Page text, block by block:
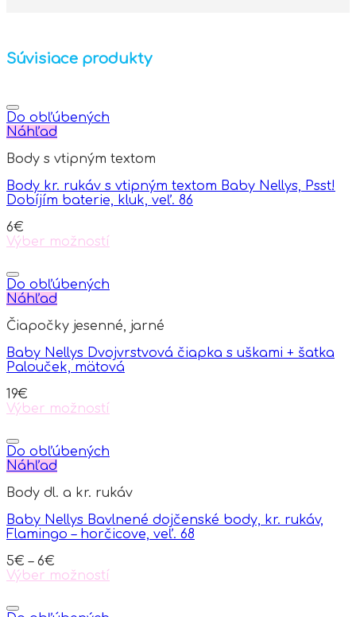
Súvisiace produkty
Do obľúbených
Náhľad
Body s vtipným textom
Body kr. rukáv s vtipným textom Baby Nellys, Psst!
Dobíjím baterie, kluk, veľ. 86
6€
Výber možností
product
has
multiple
The
may
be
on
the
page
Do obľúbených
Náhľad
Čiapočky jesenné, jarné
Baby Nellys Dvojvrstvová čiapka s uškami + šatka
Palouček, mätová
19€
Výber možností
product
has
multiple
The
may
be
on
the
page
Do obľúbených
Náhľad
Body dl. a kr. rukáv
Baby Nellys Bavlnené dojčenské body, kr. rukáv,
Flamingo – horčicove, veľ. 68
5€ – 6€
Výber možností
product